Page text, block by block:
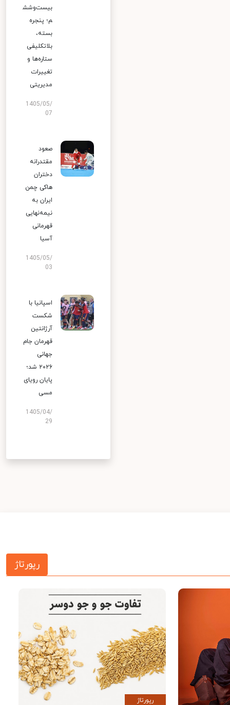
بیست‌وشش
م؛ پنجره
بسته،
بلاتکلیفی
ستاره‌ها و
تغییرات
مدیریتی
1405/05/
07
صعود
مقتدرانه
دختران
هاکی چمن
ایران به
نیمه‌نهایی
قهرمانی
آسیا
1405/05/
03
اسپانیا با
شکست
آرژانتین
قهرمان جام
جهانی
۲۰۲۶ شد؛
پایان رویای
مسی
1405/04/
29
رپورتاژ
رپورتاژ